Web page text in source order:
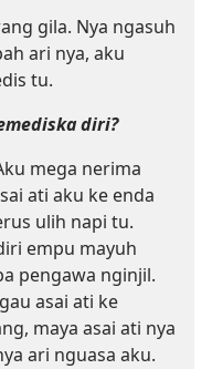
gila. Nya ngasuh
ari nya, aku
tu.
diri?
mega nerima
ati aku ke enda
ulih napi tu.
empu mayuh
pengawa nginjil.
asai ati ke
maya asai ati nya
ari nguasa aku.